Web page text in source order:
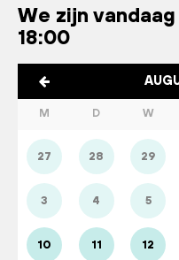
We zijn
18:00
M D W
27 28 29
3 4 5
10 11 12